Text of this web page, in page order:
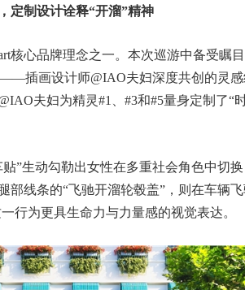
定制设计诠释“开溜”精神
核心品牌理念之一。本次巡游中备受瞩
——插画设计师@IAO夫妇深度共创的灵
夫妇为精灵#1、#3和#5量身定制了“
”生动勾勒出女性在多重社会角色中切
部线条的“飞驰开溜轮毂盖”，则在车辆
行为更具生命力与力量感的视觉表达。